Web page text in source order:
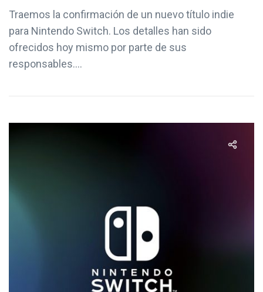
Traemos la confirmación de un nuevo título indie
para Nintendo Switch. Los detalles han sido
ofrecidos hoy mismo por parte de sus
responsables....